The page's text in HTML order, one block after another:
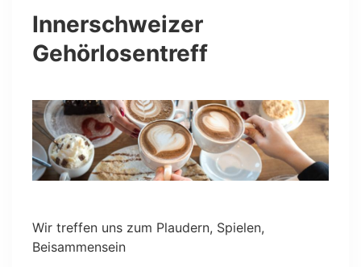
Innerschweizer
Gehörlosentreff
Wir treffen uns zum Plaudern, Spielen,
Beisammensein